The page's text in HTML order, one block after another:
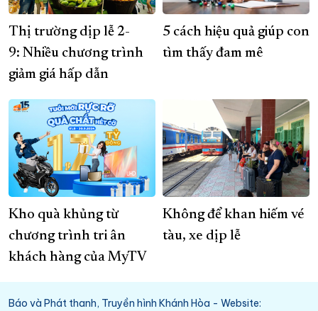
Thị trường dịp lễ 2-
9: Nhiều chương trình
giảm giá hấp dẫn
5 cách hiệu quả giúp con
tìm thấy đam mê
Kho quà khủng từ
chương trình tri ân
khách hàng của MyTV
Không để khan hiếm vé
tàu, xe dịp lễ
Báo và Phát thanh, Truyền hình Khánh Hòa - Website: